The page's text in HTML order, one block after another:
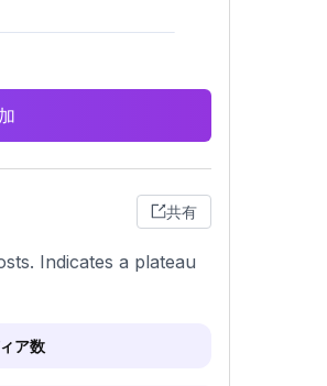
共有
Indicates a plateau
ア数